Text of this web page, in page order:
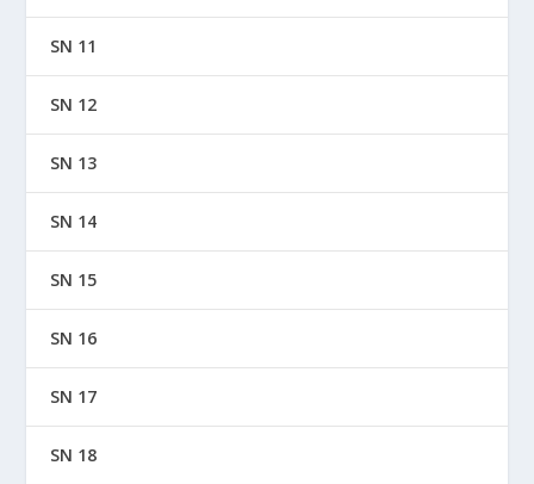
SN 11
SN 12
SN 13
SN 14
SN 15
SN 16
SN 17
SN 18